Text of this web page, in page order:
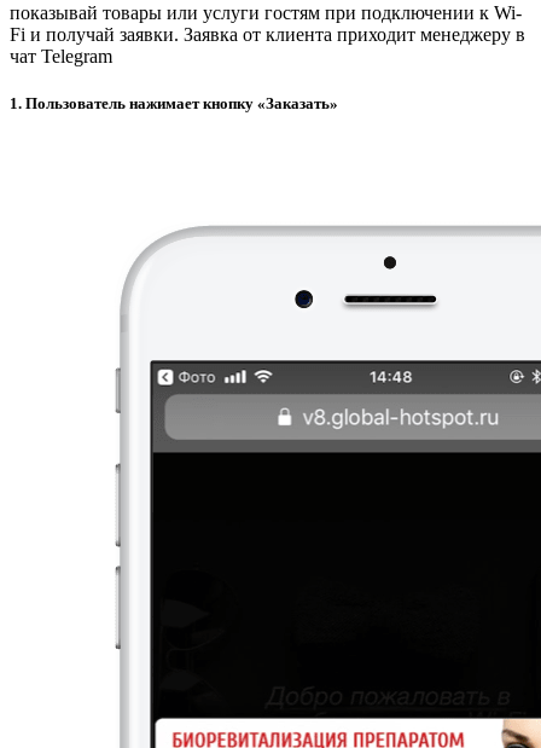
показывай товары или услуги гостям при подключении к Wi-
Fi и получай заявки. Заявка от клиента приходит менеджеру в
чат Telegram
1. Пользователь нажимает кнопку «Заказать»